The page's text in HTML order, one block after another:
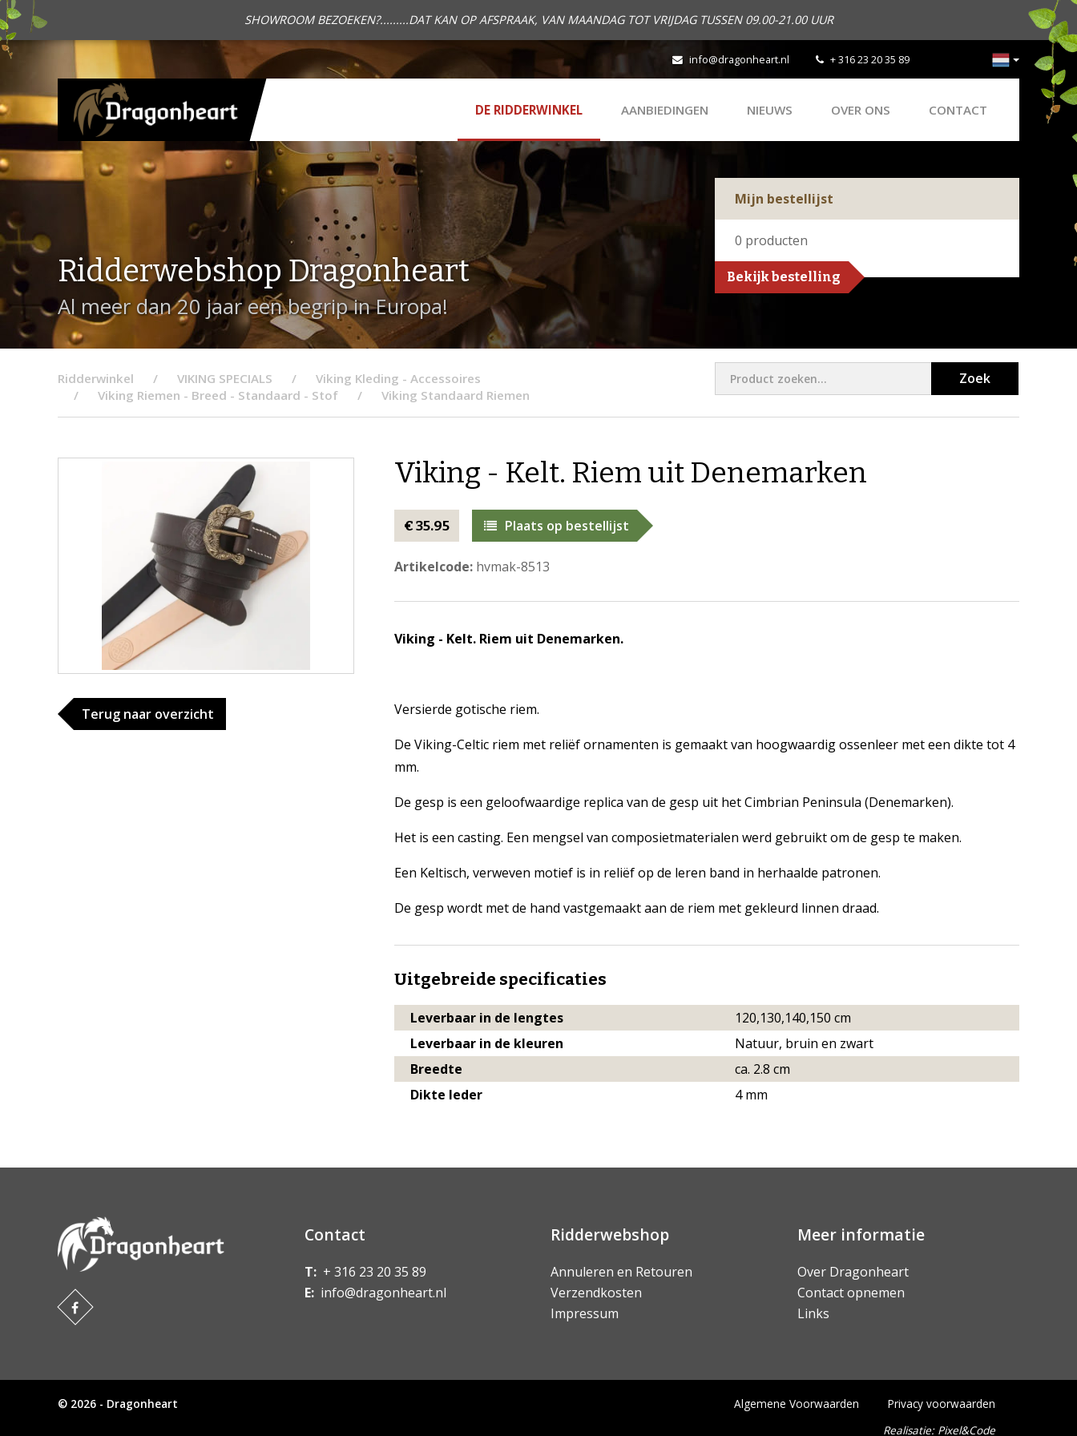
SHOWROOM BEZOEKEN?.........DAT KAN OP AFSPRAAK, VAN MAANDAG TOT VRIJDAG TUSSEN 09.00-21.00 UUR
info@dragonheart.nl + 316 23 20 35 89
DE RIDDERWINKEL AANBIEDINGEN NIEUWS OVER ONS CONTACT
Ridderwebshop Dragonheart
Al meer dan 20 jaar een begrip in Europa!
Mijn bestellijst
0 producten
Bekijk bestelling
Ridderwinkel VIKING SPECIALS
Viking Kleding - Accessoires
Viking Riemen - Breed - Standaard - Stof
Viking Standaard Riemen
Zoek
Terug naar overzicht
Viking - Kelt. Riem uit Denemarken
€ 35.95 Plaats op bestellijst
Artikelcode:hvmak-8513
Viking - Kelt. Riem uit Denemarken.
Versierde gotische riem.
De Viking-Celtic riem met reliëf ornamenten is gemaakt van hoogwaardig ossenleer met een dikte tot 4
mm.
De gesp is een geloofwaardige replica van de gesp uit het Cimbrian Peninsula (Denemarken).
Het is een casting. Een mengsel van composietmaterialen werd gebruikt om de gesp te maken.
Een Keltisch, verweven motief is in reliëf op de leren band in herhaalde patronen.
De gesp wordt met de hand vastgemaakt aan de riem met gekleurd linnen draad.
Uitgebreide specificaties
Leverbaar in de lengtes
120,130,140,150 cm
Leverbaar in de kleuren
Natuur, bruin en zwart
Breedte
ca. 2.8 cm
Dikte leder
4 mm
Contact
T: + 316 23 20 35 89
E: info@dragonheart.nl
Ridderwebshop
Annuleren en Retouren
Verzendkosten
Impressum
Meer informatie
Over Dragonheart
Contact opnemen
Links
© 2026 - Dragonheart Algemene Voorwaarden
Privacy voorwaarden
Realisatie: Pixel&Code